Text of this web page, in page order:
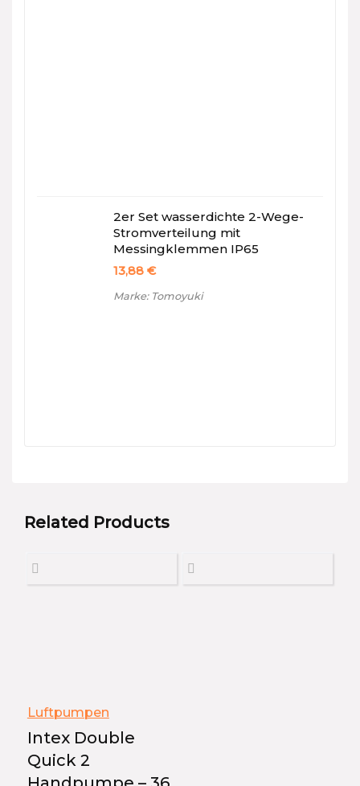
2er Set wasserdichte 2-Wege-
Stromverteilung mit
Messingklemmen IP65
13,88 €
Marke: Tomoyuki
Related Products
Luftpumpen
Intex Double
Quick 2